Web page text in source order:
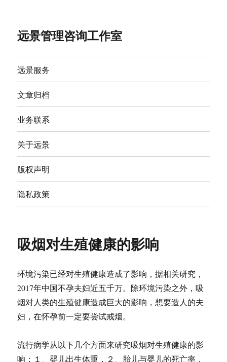
远景管理咨询工作室
远景服务
文章归档
业务联系
关于远景
版权声明
隐私政策
吸烟对生殖健康的影响
环境污染已经对生殖健康造成了影响，据相关研究，
2017年中国不孕夫妇近五千万。除环境污染之外，吸
烟对人类的生殖健康造成巨大的影响，想要造人的夫
妇，在怀孕前一定要尝试戒烟。
流行病学从以下几个方面来研究吸烟对生殖健康的影
响：１、婴儿出生体重，２、胎儿与婴儿的死亡率，